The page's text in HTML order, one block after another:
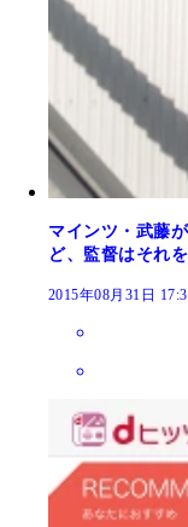
マインツ・武藤
ど、監督はそれ
2015年08月31日